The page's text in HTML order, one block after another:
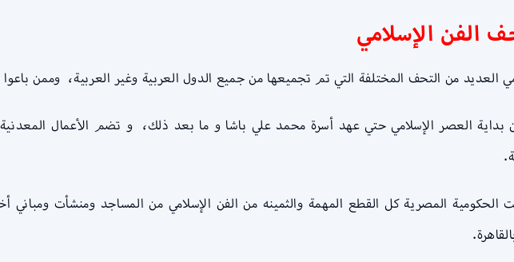
الفن الإسلامي
العديد من التحف المختلفة التي تم تجميعها من جميع الدول العربية وغير العربية، وممن باعوا
العصر الإسلامي حتي عهد أسرة محمد علي باشا و ما بعد ذلك، و تضم الأعمال المعدنية
الحكومية المصرية كل القطع المهمة والثمينه من الفن الإسلامي من المساجد ومنشأت